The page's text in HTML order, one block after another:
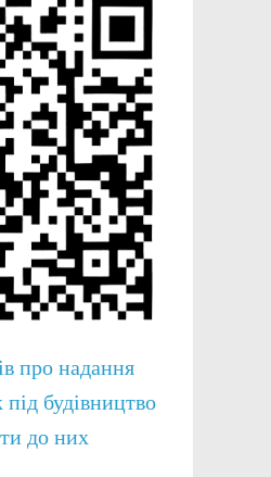
про надання
будівництво
до них